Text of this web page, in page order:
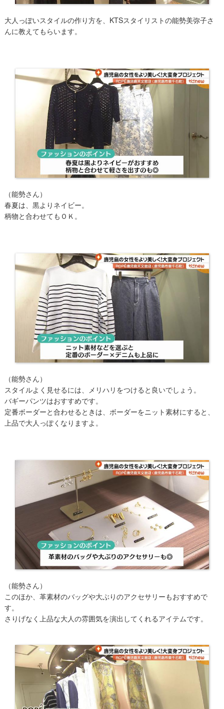
大人っぽいスタイルの作り方を、KTSスタイリストの能勢美弥子さ
んに教えてもらいます。
（能勢さん）
春夏は、黒よりネイビー。
柄物と合わせてもＯＫ。
（能勢さん）
スタイルよく見せるには、メリハリをつけると良いでしょう。
バギーパンツはおすすめです。
定番ボーダーと合わせるときは、ボーダーをニット素材にすると、
上品で大人っぽくなりますよ。
（能勢さん）
このほか、革素材のバッグや大ぶりのアクセサリーもおすすめで
す。
さりげなく上品な大人の雰囲気を演出してくれるアイテムです。